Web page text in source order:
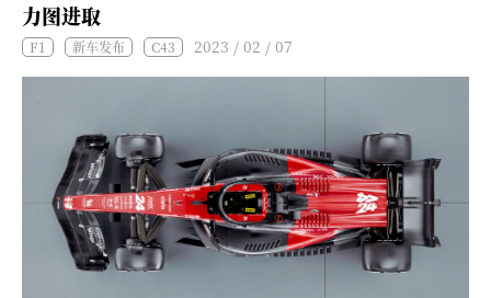
力图进取
F1 新车发布 C43 2023 / 02 / 07